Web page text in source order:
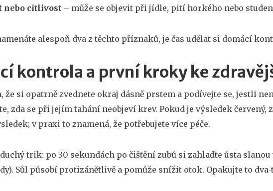
nebo citlivost – může se objevit při jídle, pití horkého nebo
alespoň dva z těchto příznaků, je čas udělat si domácí
kontrola a první kroky ke
že si opatrně zvednete okraj dásně prstem a podívejte se, jestli
zda se při jejím tahání neobjeví krev. Pokud je výsledek červený,
v praxi to znamená, že potřebujete více péče.
trik: po 30 sekundách po čištění zubů si zahlaďte ústa
Sůl působí protizánětlivě a pomůže snížit otok. Opakujte to